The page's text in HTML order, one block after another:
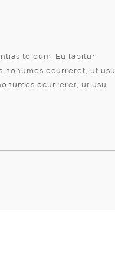
te eum. Eu labitur
nonumes ocurreret, ut usu
ocurreret, ut usu